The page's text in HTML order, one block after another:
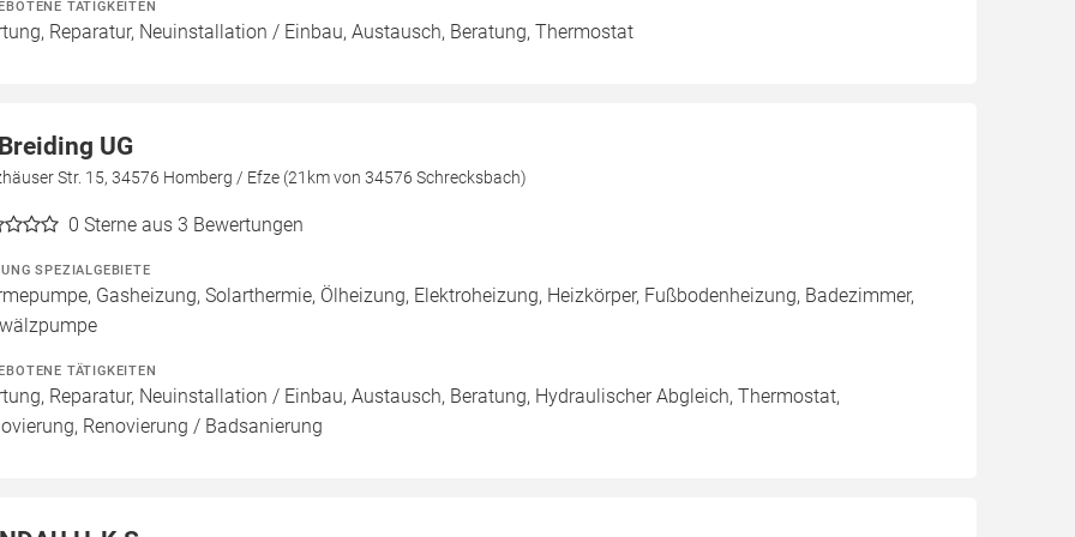
TÄTIGKEITEN
Reparatur, Neuinstallation / Einbau, Austausch, Beratung, Thermostat
UG
Str. 15, 34576 Homberg / Efze (21km von 34576 Schrecksbach)
0 Sterne aus 3 Bewertungen
SPEZIALGEBIETE
Gasheizung, Solarthermie, Ölheizung, Elektroheizung, Heizkörper, Fußbodenheizung, Badezimmer,
TÄTIGKEITEN
Reparatur, Neuinstallation / Einbau, Austausch, Beratung, Hydraulischer Abgleich, Thermostat,
Renovierung / Badsanierung